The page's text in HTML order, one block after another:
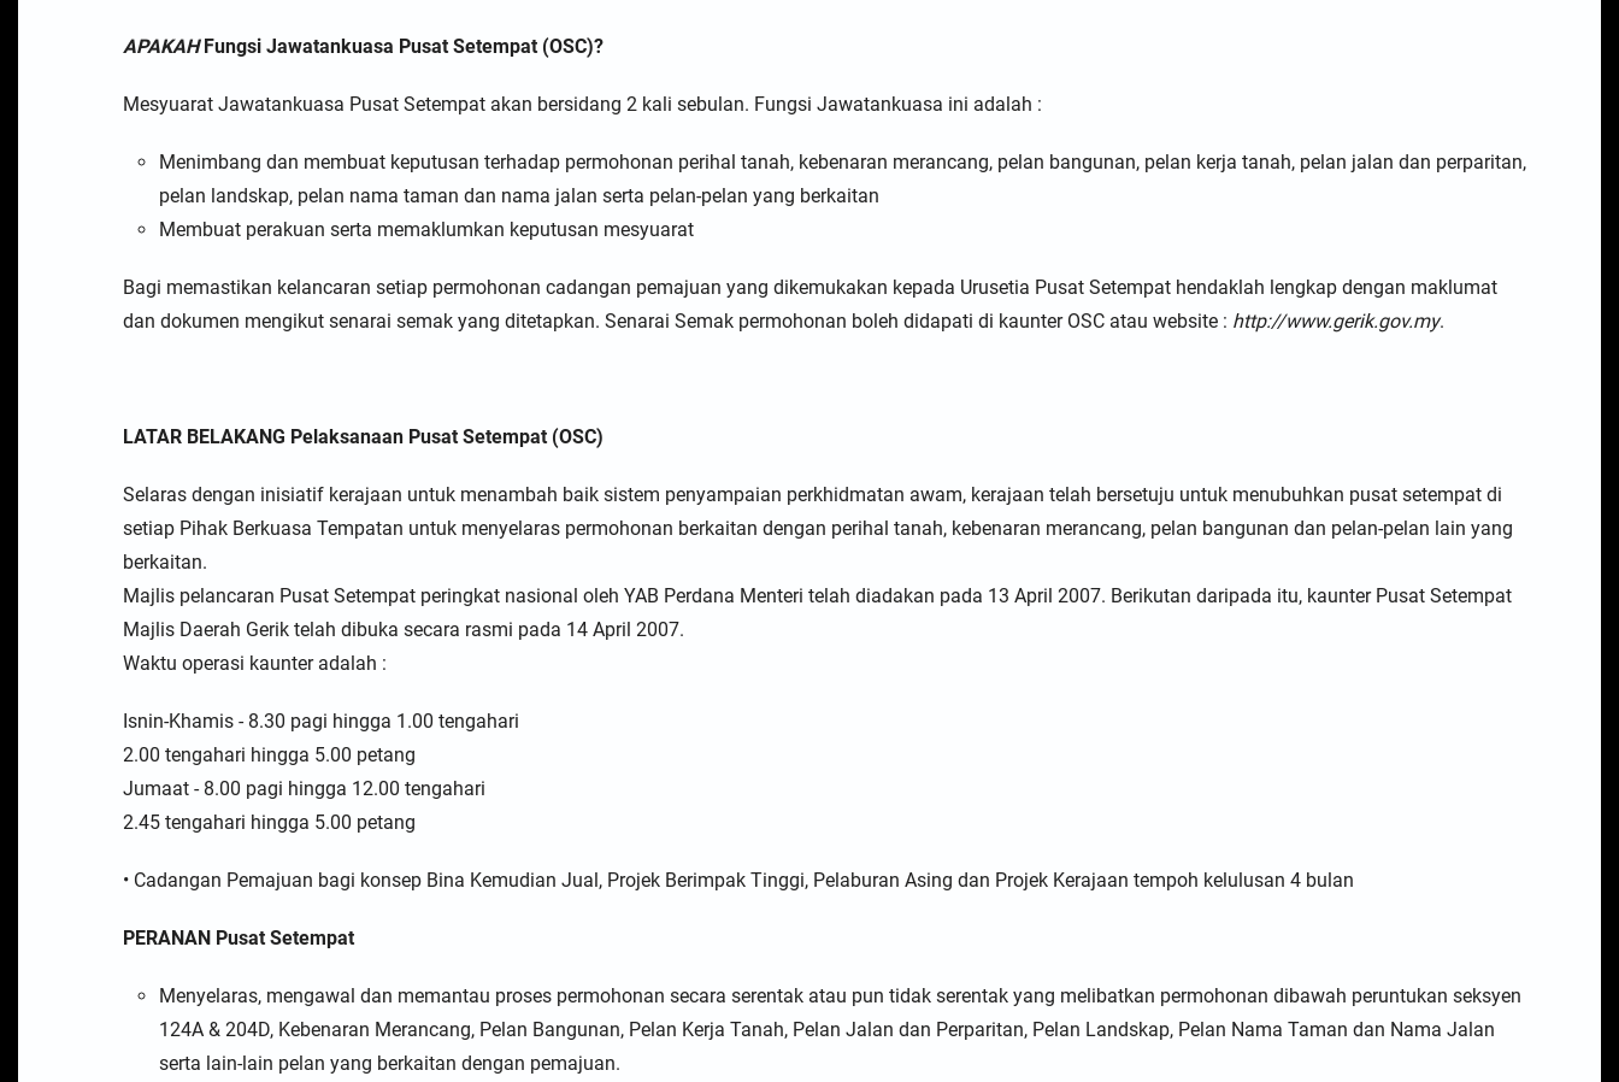
APAKAH Fungsi Jawatankuasa Pusat Setempat (OSC)?
Mesyuarat Jawatankuasa Pusat Setempat akan bersidang 2 kali sebulan. Fungsi Jawatankuasa ini adalah :
Menimbang dan membuat keputusan terhadap permohonan perihal tanah, kebenaran merancang, pelan bangunan, pelan kerja tanah, pelan jalan dan perparitan,
pelan landskap, pelan nama taman dan nama jalan serta pelan-pelan yang berkaitan
Membuat perakuan serta memaklumkan keputusan mesyuarat
Bagi memastikan kelancaran setiap permohonan cadangan pemajuan yang dikemukakan kepada Urusetia Pusat Setempat hendaklah lengkap dengan maklumat
dan dokumen mengikut senarai semak yang ditetapkan. Senarai Semak permohonan boleh didapati di kaunter OSC atau website : http://www.gerik.gov.my.
LATAR BELAKANG Pelaksanaan Pusat Setempat (OSC)
Selaras dengan inisiatif kerajaan untuk menambah baik sistem penyampaian perkhidmatan awam, kerajaan telah bersetuju untuk menubuhkan pusat setempat di
setiap Pihak Berkuasa Tempatan untuk menyelaras permohonan berkaitan dengan perihal tanah, kebenaran merancang, pelan bangunan dan pelan-pelan lain yang
berkaitan.
Majlis pelancaran Pusat Setempat peringkat nasional oleh YAB Perdana Menteri telah diadakan pada 13 April 2007. Berikutan daripada itu, kaunter Pusat Setempat
Majlis Daerah Gerik telah dibuka secara rasmi pada 14 April 2007.
Waktu operasi kaunter adalah :
Isnin-Khamis - 8.30 pagi hingga 1.00 tengahari
2.00 tengahari hingga 5.00 petang
Jumaat - 8.00 pagi hingga 12.00 tengahari
2.45 tengahari hingga 5.00 petang
• Cadangan Pemajuan bagi konsep Bina Kemudian Jual, Projek Berimpak Tinggi, Pelaburan Asing dan Projek Kerajaan tempoh kelulusan 4 bulan
PERANAN Pusat Setempat
Menyelaras, mengawal dan memantau proses permohonan secara serentak atau pun tidak serentak yang melibatkan permohonan dibawah peruntukan seksyen
124A & 204D, Kebenaran Merancang, Pelan Bangunan, Pelan Kerja Tanah, Pelan Jalan dan Perparitan, Pelan Landskap, Pelan Nama Taman dan Nama Jalan
serta lain-lain pelan yang berkaitan dengan pemajuan.